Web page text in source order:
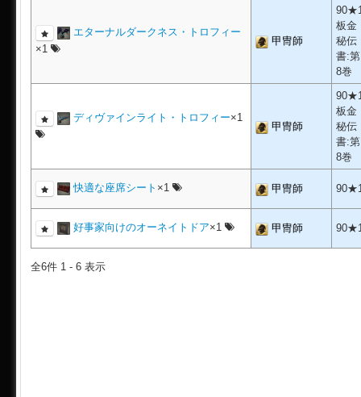
エターナルダークネス・トロフィー
×1
甲冑師
板金
秘伝
書:第
8巻
ディヴァインライト・トロフィー×1
甲冑師
板金
秘伝
書:第
8巻
快適な座席シート ×1 甲冑師
好事家向けのオーネイトドア×1 甲冑師
全6件 1 - 6 表示